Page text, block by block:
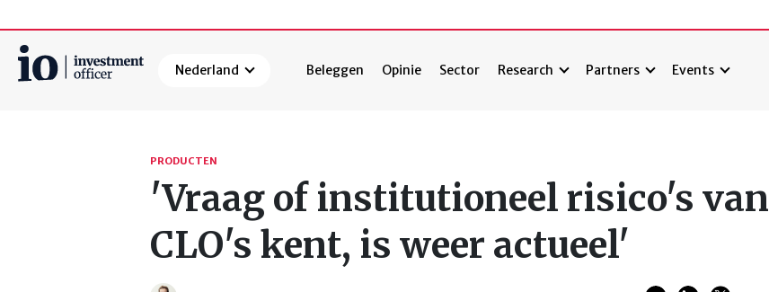
Nederland Beleggen Opinie Sector Research Partners Events
PRODUCTEN
'Vraag of institutioneel risico's van
CLO's kent, is weer actueel'